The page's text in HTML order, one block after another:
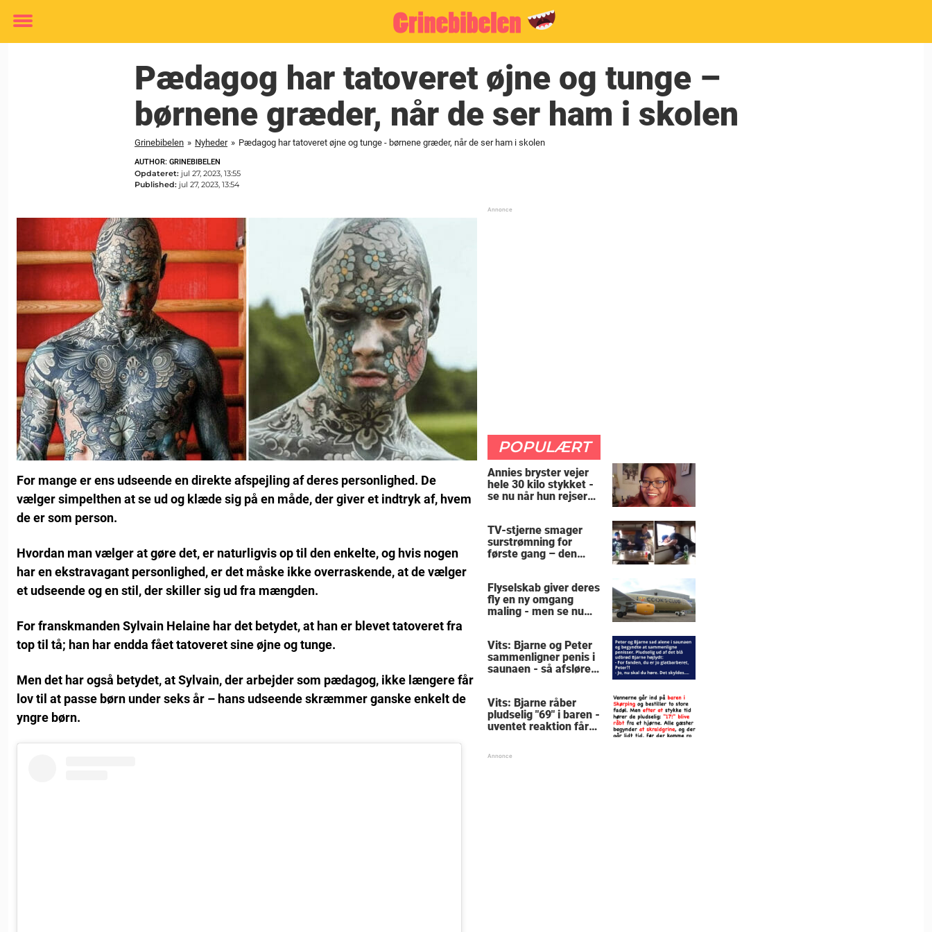
Toggle
Pædagog har tatoveret øjne og tunge –
børnene græder, når de ser ham i skolen
Grinebibelen » Nyheder » Pædagog har tatoveret øjne og tunge - børnene græder, når de ser ham i skolen
AUTHOR: GRINEBIBELEN
Opdateret: jul 27, 2023, 13:55
Published: jul 27, 2023, 13:54
For mange er ens udseende en direkte afspejling af deres personlighed. De
vælger simpelthen at se ud og klæde sig på en måde, der giver et indtryk af, hvem
de er som person.
Hvordan man vælger at gøre det, er naturligvis op til den enkelte, og hvis nogen
har en ekstravagant personlighed, er det måske ikke overraskende, at de vælger
et udseende og en stil, der skiller sig ud fra mængden.
For franskmanden Sylvain Helaine har det betydet, at han er blevet tatoveret fra
top til tå; han har endda fået tatoveret sine øjne og tunge.
Men det har også betydet, at Sylvain, der arbejder som pædagog, ikke længere får
lov til at passe børn under seks år – hans udseende skræmmer ganske enkelt de
yngre børn.
POPULÆRT
Annies bryster vejer
hele 30 kilo stykket -
se nu når hun rejser
TV-stjerne smager
surstrømning for
første gang – den
skrige af grin
Flyselskab giver deres
fly en ny omgang
maling - men se nu
Vits: Bjarne og Peter
sammenligner penis i
saunaen - så afslører
Vits: Bjarne råber
pludselig "69" i baren -
uventet reaktion får